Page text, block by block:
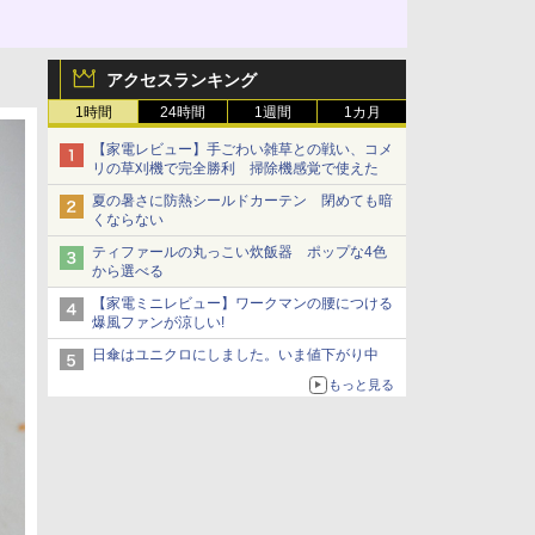
アクセスランキング
1時間 24時間 1週間 1カ月
【家電レビュー】手ごわい雑草との戦い、コメ
リの草刈機で完全勝利 掃除機感覚で使えた
夏の暑さに防熱シールドカーテン 閉めても暗
くならない
ティファールの丸っこい炊飯器 ポップな4色
から選べる
【家電ミニレビュー】ワークマンの腰につける
爆風ファンが涼しい!
日傘はユニクロにしました。いま値下がり中
もっと見る